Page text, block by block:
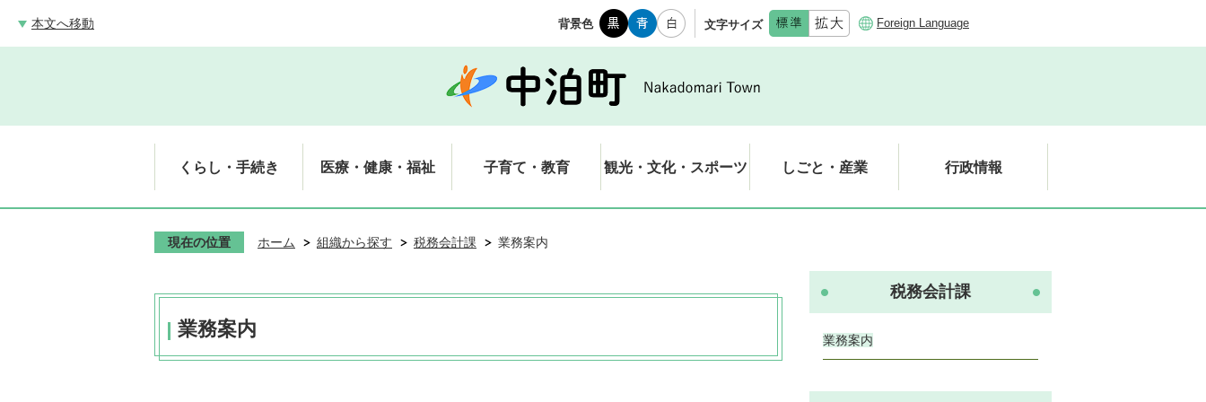
本文へ移動 背景色 文字サイズ Foreign Language
くらし・手続き 医療・健康・福祉 子育て・教育 観光・文化・スポーツ しごと・産業 行政情報
現在の位置 ホーム 組織から探す 税務会計課 業務案内
業務案内
税務会計課
業務案内